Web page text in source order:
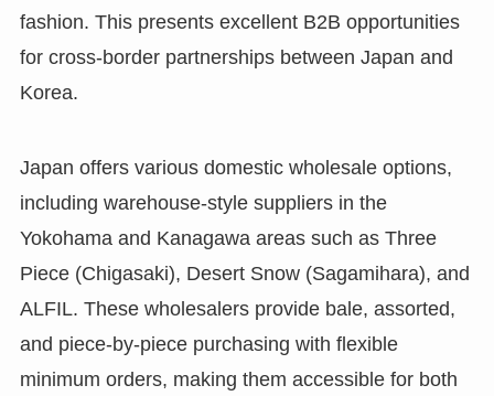
fashion. This presents excellent B2B opportunities
for cross-border partnerships between Japan and
Korea.
Japan offers various domestic wholesale options,
including warehouse-style suppliers in the
Yokohama and Kanagawa areas such as Three
Piece (Chigasaki), Desert Snow (Sagamihara), and
ALFIL. These wholesalers provide bale, assorted,
and piece-by-piece purchasing with flexible
minimum orders, making them accessible for both